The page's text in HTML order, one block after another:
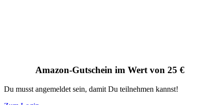
Amazon-Gutschein im Wert von 25 €
Du musst angemeldet sein, damit Du teilnehmen kannst!